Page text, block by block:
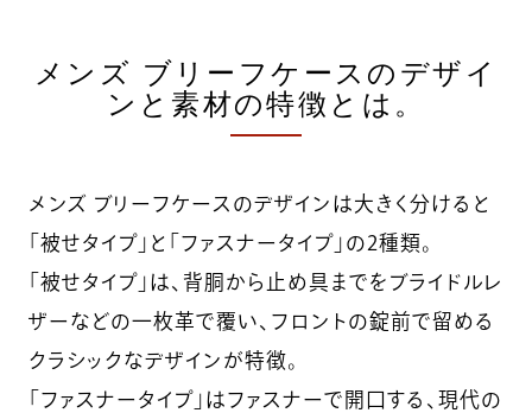
メンズ ブリーフケースのデザイ
ンと素材の特徴とは。
メンズ ブリーフケースのデザインは大きく分けると
「被せタイプ」と「ファスナータイプ」の2種類。
「被せタイプ」は、背胴から止め具までをブライドルレ
ザーなどの一枚革で覆い、フロントの錠前で留める
クラシックなデザインが特徴。
「ファスナータイプ」はファスナーで開口する、現代の